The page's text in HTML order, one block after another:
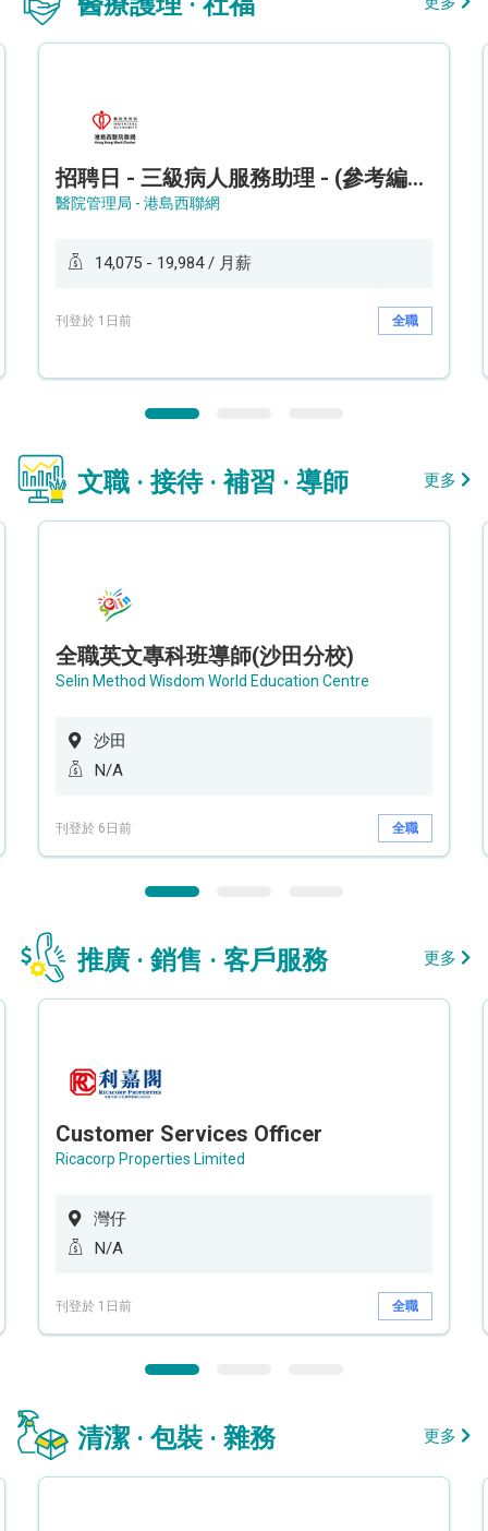
招聘日 - 三級病人服務助理 - (參考編號: HKWCS260107)
醫院管理局 - 港島西聯網
14,075 - 19,984 / 月薪
刊登於 1日前 全職
文職 · 接待 · 補習 · 導師 更多
全職英文專科班導師(沙田分校)
Selin Method Wisdom World Education Centre
沙田
N/A
刊登於 6日前 全職
推廣 · 銷售 · 客戶服務 更多
Customer Services Officer
Ricacorp Properties Limited
灣仔
N/A
刊登於 1日前 全職
清潔 · 包裝 · 雜務 更多